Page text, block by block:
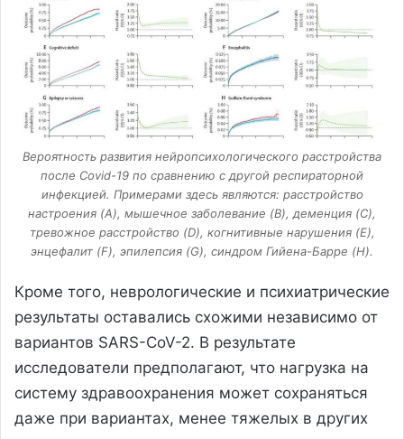
Вероятность развития нейропсихологического расстройства
после Covid-19 по сравнению с другой респираторной
инфекцией. Примерами здесь являются: расстройство
настроения (A), мышечное заболевание (B), деменция (C),
тревожное расстройство (D), когнитивные нарушения (E),
энцефалит (F), эпилепсия (G), синдром Гийена-Барре (H).
Кроме того, неврологические и психиатрические
результаты оставались схожими независимо от
вариантов SARS-CoV-2. В результате
исследователи предполагают, что нагрузка на
систему здравоохранения может сохраняться
даже при вариантах, менее тяжелых в других